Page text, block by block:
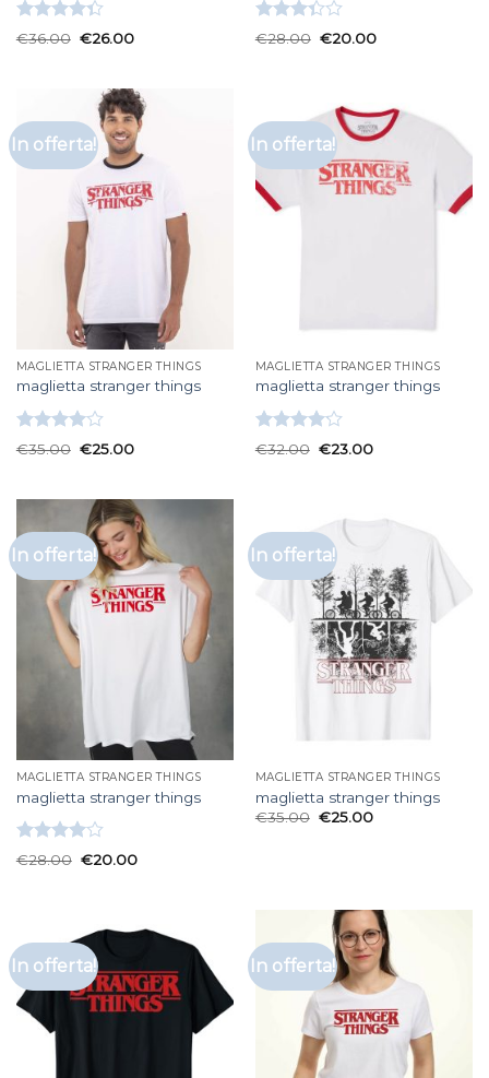
Valutato
€36.00 €26.00
Valutato
€28.00 €20.00
In offerta!
MAGLIETTA STRANGER THINGS
maglietta stranger things
Valutato
€35.00 €25.00
In offerta!
MAGLIETTA STRANGER THINGS
maglietta stranger things
Valutato
€32.00 €23.00
In offerta!
MAGLIETTA STRANGER THINGS
maglietta stranger things
Valutato
€28.00 €20.00
In offerta!
MAGLIETTA STRANGER THINGS
maglietta stranger things
€35.00 €25.00
In offerta! In offerta!